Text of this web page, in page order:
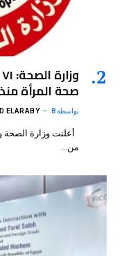
صحة المرأة
بواسطة ELARABY 8 أغسطس، 2026
من…